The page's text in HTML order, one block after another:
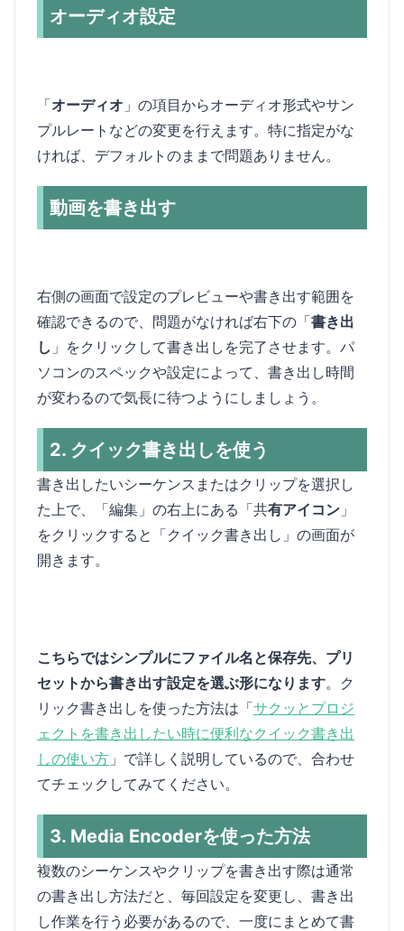
オーディオ設定
「オーディオ 」の項目からオーディオ形式やサン
プルレートなどの変更を行えます。特に指定がな
ければ、デフォルトのままで問題ありません。
動画を書き出す
右側の画面で設定のプレビューや書き出す範囲を
確認できるので、問題がなければ右下の「書き出
し 」をクリックして書き出しを完了させます。パ
ソコンのスペックや設定によって、書き出し時間
が変わるので気長に待つようにしましょう。
2. クイック書き出しを使う
書き出したいシーケンスまたはクリップを選択し
た上で、「編集」の右上にある「共有アイコン 」
をクリックすると「クイック書き出し」の画面が
開きます。
こちらではシンプルにファイル名と保存先、プリ
セットから書き出す設定を選ぶ形になります。ク
リック書き出しを使った方法は「サクッとプロジ
ェクトを書き出したい時に便利なクイック書き出
しの使い方 」で詳しく説明しているので、合わせ
てチェックしてみてください。
3. Media Encoderを使った方法
複数のシーケンスやクリップを書き出す際は通常
の書き出し方法だと、毎回設定を変更し、書き出
し作業を行う必要があるので、一度にまとめて書